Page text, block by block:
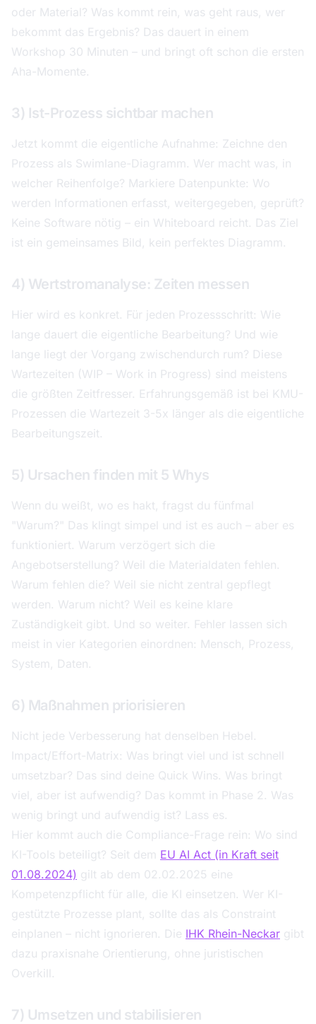
oder Material? Was kommt rein, was geht raus, wer
bekommt das Ergebnis? Das dauert in einem
Workshop 30 Minuten – und bringt oft schon die ersten
Aha-Momente.
3) Ist-Prozess sichtbar machen
Jetzt kommt die eigentliche Aufnahme: Zeichne den
Prozess als Swimlane-Diagramm. Wer macht was, in
welcher Reihenfolge? Markiere Datenpunkte: Wo
werden Informationen erfasst, weitergegeben, geprüft?
Keine Software nötig – ein Whiteboard reicht. Das Ziel
ist ein gemeinsames Bild, kein perfektes Diagramm.
4) Wertstromanalyse: Zeiten messen
Hier wird es konkret. Für jeden Prozessschritt: Wie
lange dauert die eigentliche Bearbeitung? Und wie
lange liegt der Vorgang zwischendurch rum? Diese
Wartezeiten (WIP – Work in Progress) sind meistens
die größten Zeitfresser. Erfahrungsgemäß ist bei KMU-
Prozessen die Wartezeit 3-5x länger als die eigentliche
Bearbeitungszeit.
5) Ursachen finden mit 5 Whys
Wenn du weißt, wo es hakt, fragst du fünfmal
"Warum?" Das klingt simpel und ist es auch – aber es
funktioniert. Warum verzögert sich die
Angebotserstellung? Weil die Materialdaten fehlen.
Warum fehlen die? Weil sie nicht zentral gepflegt
werden. Warum nicht? Weil es keine klare
Zuständigkeit gibt. Und so weiter. Fehler lassen sich
meist in vier Kategorien einordnen: Mensch, Prozess,
System, Daten.
6) Maßnahmen priorisieren
Nicht jede Verbesserung hat denselben Hebel.
Impact/Effort-Matrix: Was bringt viel und ist schnell
umsetzbar? Das sind deine Quick Wins. Was bringt
viel, aber ist aufwendig? Das kommt in Phase 2. Was
wenig bringt und aufwendig ist? Lass es.
Hier kommt auch die Compliance-Frage rein: Wo sind
KI-Tools beteiligt? Seit dem EU AI Act (in Kraft seit
01.08.2024) gilt ab dem 02.02.2025 eine
Kompetenzpflicht für alle, die KI einsetzen. Wer KI-
gestützte Prozesse plant, sollte das als Constraint
einplanen – nicht ignorieren. Die IHK Rhein-Neckar gibt
dazu praxisnahe Orientierung, ohne juristischen
Overkill.
7) Umsetzen und stabilisieren